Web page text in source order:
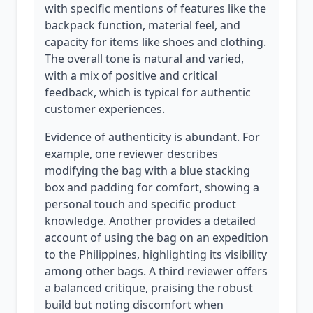
with specific mentions of features like the
backpack function, material feel, and
capacity for items like shoes and clothing.
The overall tone is natural and varied,
with a mix of positive and critical
feedback, which is typical for authentic
customer experiences.
Evidence of authenticity is abundant. For
example, one reviewer describes
modifying the bag with a blue stacking
box and padding for comfort, showing a
personal touch and specific product
knowledge. Another provides a detailed
account of using the bag on an expedition
to the Philippines, highlighting its visibility
among other bags. A third reviewer offers
a balanced critique, praising the robust
build but noting discomfort when